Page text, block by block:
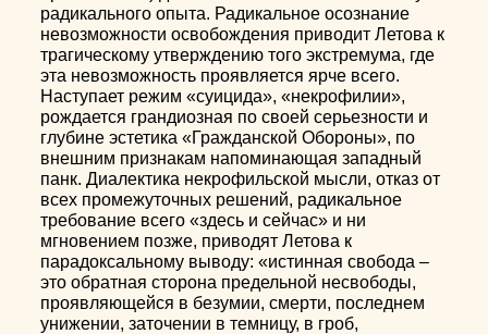
радикального опыта. Радикальное осознание
невозможности освобождения приводит Летова к
трагическому утверждению того экстремума, где
эта невозможность проявляется ярче всего.
Наступает режим «суицида», «некрофилии»,
рождается грандиозная по своей серьезности и
глубине эстетика «Гражданской Обороны», по
внешним признакам напоминающая западный
панк. Диалектика некрофильской мысли, отказ от
всех промежуточных решений, радикальное
требование всего «здесь и сейчас» и ни
мгновением позже, приводят Летова к
парадоксальному выводу: «истинная свобода –
это обратная сторона предельной несвободы,
проявляющейся в безумии, смерти, последнем
унижении, заточении в темницу, в гроб,